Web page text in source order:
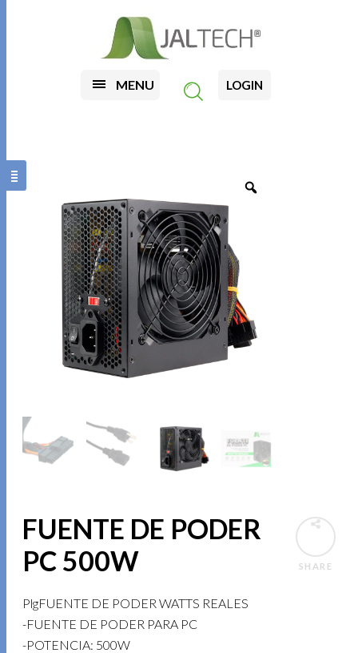
MENU LOGIN
SHARE
FUENTE DE PODER
PC 500W
PlgFUENTE DE PODER WATTS REALES
-FUENTE DE PODER PARA PC
-POTENCIA: 500W